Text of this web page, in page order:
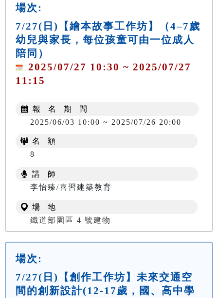
場次:
7/27(日)【繪本故事工作坊】（4–7歲
幼兒與家長，每位孩童可由一位成人
陪同）
2025/07/27 10:30 ~ 2025/07/27
11:15
報 名 期 間
2025/06/03 10:00 ~ 2025/07/26 20:00
名 額
8
講 師
李怡臻/喜習建築教育
場 地
鐵道部園區 4 號建物
場次:
7/27(日)【創作工作坊】未來交通空
間的創新設計(12-17歲，國、高中學